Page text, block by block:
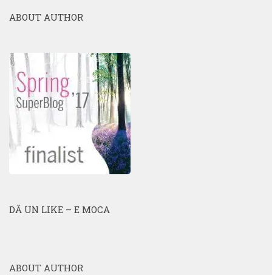
ABOUT AUTHOR
DĂ UN LIKE – E MOCA
ABOUT AUTHOR